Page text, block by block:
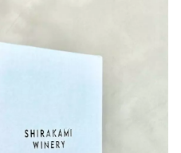
は夏の象徴「雷」。
た関係があります。
植物の成長に必要な栄養
（ボルドー液など）だけで
ーリーの木から収穫したぶ
発泡性ワインです。